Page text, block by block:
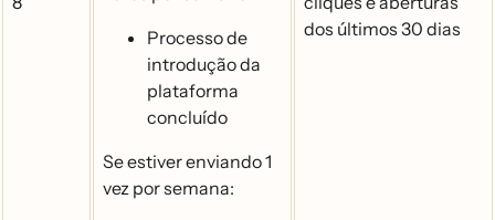
Processo de
introdução da
plataforma
concluído
Se estiver enviando 1
vez por semana:
dos últimos 30 dias